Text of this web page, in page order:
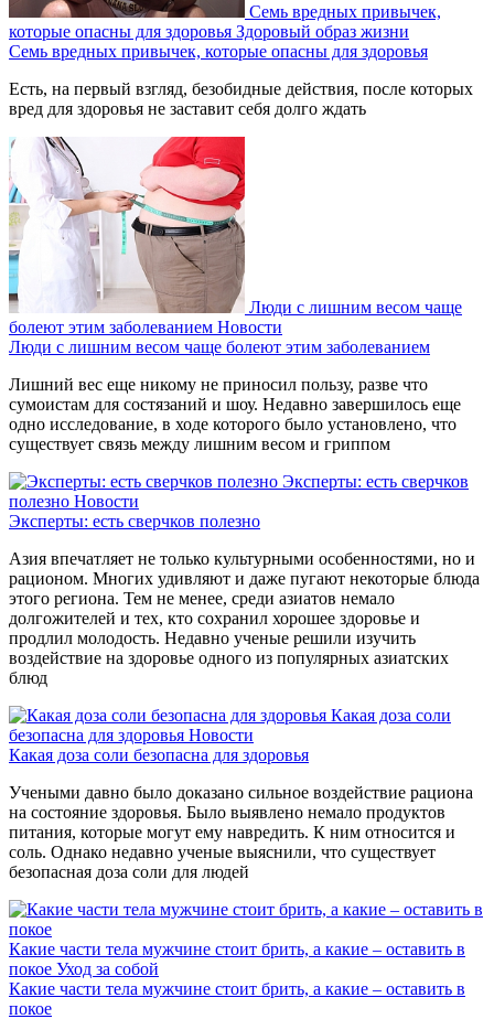
Семь вредных привычек,
которые опасны для здоровья Здоровый образ жизни
Семь вредных привычек, которые опасны для здоровья
Есть, на первый взгляд, безобидные действия, после которых
вред для здоровья не заставит себя долго ждать
Люди с лишним весом чаще
болеют этим заболеванием Новости
Люди с лишним весом чаще болеют этим заболеванием
Лишний вес еще никому не приносил пользу, разве что
сумоистам для состязаний и шоу. Недавно завершилось еще
одно исследование, в ходе которого было установлено, что
существует связь между лишним весом и гриппом
Эксперты: есть сверчков
полезно Новости
Эксперты: есть сверчков полезно
Азия впечатляет не только культурными особенностями, но и
рационом. Многих удивляют и даже пугают некоторые блюда
этого региона. Тем не менее, среди азиатов немало
долгожителей и тех, кто сохранил хорошее здоровье и
продлил молодость. Недавно ученые решили изучить
воздействие на здоровье одного из популярных азиатских
блюд
Какая доза соли
безопасна для здоровья Новости
Какая доза соли безопасна для здоровья
Учеными давно было доказано сильное воздействие рациона
на состояние здоровья. Было выявлено немало продуктов
питания, которые могут ему навредить. К ним относится и
соль. Однако недавно ученые выяснили, что существует
безопасная доза соли для людей
Какие части тела мужчине стоит брить, а какие – оставить в
покое Уход за собой
Какие части тела мужчине стоит брить, а какие – оставить в
покое